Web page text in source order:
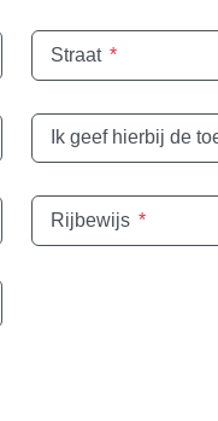
Straat *
Rijbewijs *